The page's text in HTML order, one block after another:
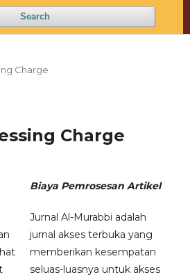
Search
Charge
Charge
Biaya Pemrosesan Artikel
Jurnal Al-Murabbi adalah
jurnal akses terbuka yang
memberikan kesempatan
seluas-luasnya untuk akses